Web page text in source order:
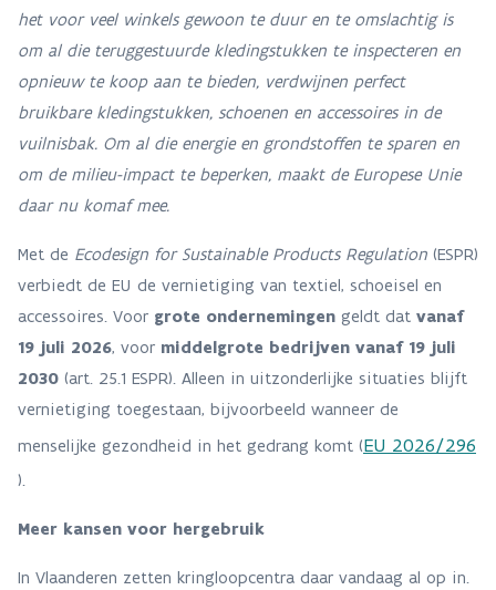
het voor veel winkels gewoon te duur en te omslachtig is
om al die teruggestuurde kledingstukken te inspecteren en
opnieuw te koop aan te bieden, verdwijnen perfect
bruikbare kledingstukken, schoenen en accessoires in de
vuilnisbak. Om al die energie en grondstoffen te sparen en
om de milieu-impact te beperken, maakt de Europese Unie
daar nu komaf mee.
Met de Ecodesign for Sustainable Products Regulation (ESPR)
verbiedt de EU de vernietiging van textiel, schoeisel en
accessoires. Voor grote ondernemingen geldt dat vanaf
19 juli 2026, voor middelgrote bedrijven vanaf 19 juli
2030 (art. 25.1 ESPR). Alleen in uitzonderlijke situaties blijft
vernietiging toegestaan, bijvoorbeeld wanneer de
menselijke gezondheid in het gedrang komt (EU 2026/296
).
Meer kansen voor hergebruik
In Vlaanderen zetten kringloopcentra daar vandaag al op in.